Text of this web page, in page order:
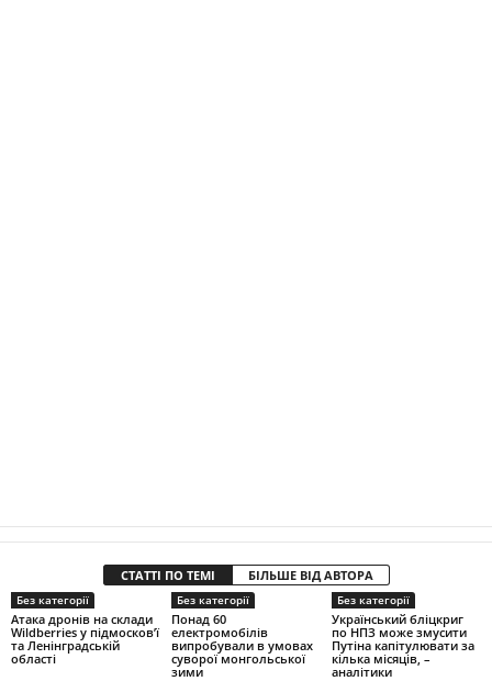
СТАТТІ ПО ТЕМІ БІЛЬШЕ ВІД АВТОРА
Без категорії
Атака дронів на склади
Wildberries у підмосков’ї
та Ленінградській
області
Без категорії
Понад 60
електромобілів
випробували в умовах
суворої монгольської
зими
Без категорії
Український бліцкриг
по НПЗ може змусити
Путіна капітулювати за
кілька місяців, –
аналітики